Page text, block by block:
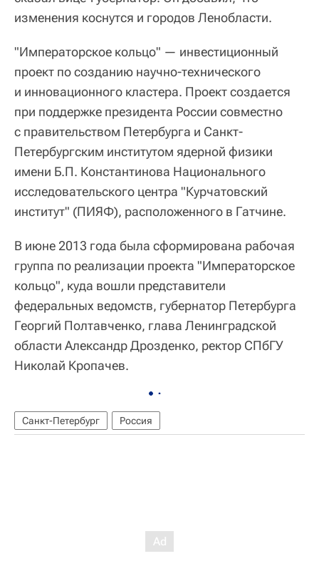
изменения коснутся и городов Ленобласти.
"Императорское кольцо" — инвестиционный
проект по созданию научно-технического
и инновационного кластера. Проект создается
при поддержке президента России совместно
с правительством Петербурга и Санкт-
Петербургским институтом ядерной физики
имени Б.П. Константинова Национального
исследовательского центра "Курчатовский
институт" (ПИЯФ), расположенного в Гатчине.
В июне 2013 года была сформирована рабочая
группа по реализации проекта "Императорское
кольцо", куда вошли представители
федеральных ведомств, губернатор Петербурга
Георгий Полтавченко, глава Ленинградской
области Александр Дрозденко, ректор СПбГУ
Николай Кропачев.
Санкт-Петербург Россия